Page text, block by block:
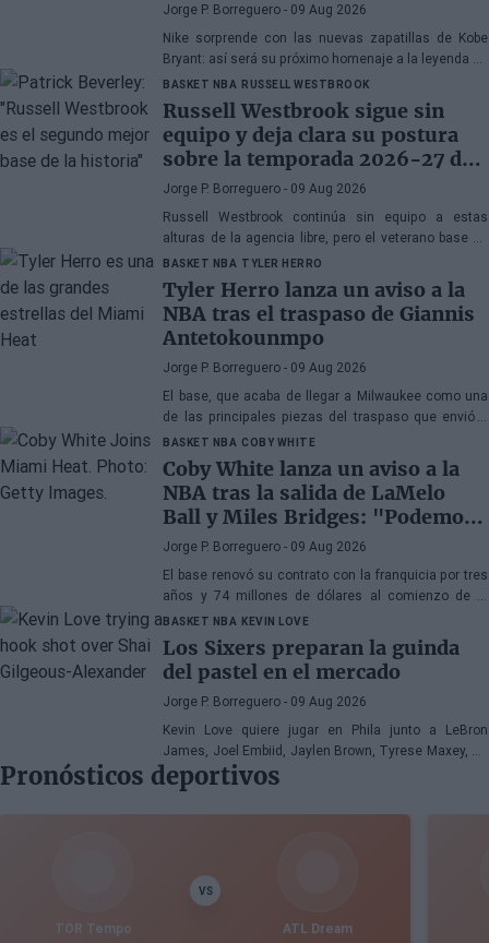
Jorge P. Borreguero - 09 Aug 2026
Nike sorprende con las nuevas zapatillas de Kobe
Bryant: así será su próximo homenaje a la leyenda de
los Lakers
BASKET NBA RUSSELL WESTBROOK
Russell Westbrook sigue sin
equipo y deja clara su postura
sobre la temporada 2026-27 de
la NBA
Jorge P. Borreguero - 09 Aug 2026
Russell Westbrook continúa sin equipo a estas
alturas de la agencia libre, pero el veterano base no
parece preocupado por la situación
BASKET NBA TYLER HERRO
Tyler Herro lanza un aviso a la
NBA tras el traspaso de Giannis
Antetokounmpo
Jorge P. Borreguero - 09 Aug 2026
El base, que acaba de llegar a Milwaukee como una
de las principales piezas del traspaso que envió a
Giannis Antetokounmpo a Miami, tiene clara su
prioridad
BASKET NBA COBY WHITE
Coby White lanza un aviso a la
NBA tras la salida de LaMelo
Ball y Miles Bridges: "Podemos
sorprender a mucha gente"
Jorge P. Borreguero - 09 Aug 2026
El base renovó su contrato con la franquicia por tres
años y 74 millones de dólares al comienzo de la
pretemporada y afronta el nuevo curso con confianza
BASKET NBA KEVIN LOVE
Los Sixers preparan la guinda
del pastel en el mercado
Jorge P. Borreguero - 09 Aug 2026
Kevin Love quiere jugar en Phila junto a LeBron
James, Joel Embiid, Jaylen Brown, Tyrese Maxey, VJ
Edgecombe, Anfernee Simons y compañía
Pronósticos deportivos
TOR Tempo
VS
ATL Dream